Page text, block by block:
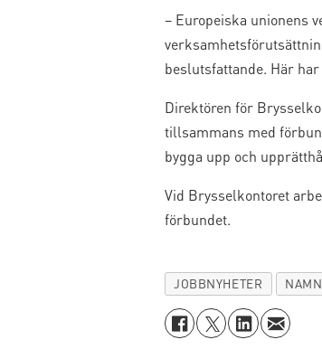
– Europeiska unionens
beslutsfattande. Här
Direktören för
tillsammans med
bygga upp och
Vid Brysselkontoret
förbundet.
JOBBNYHETER